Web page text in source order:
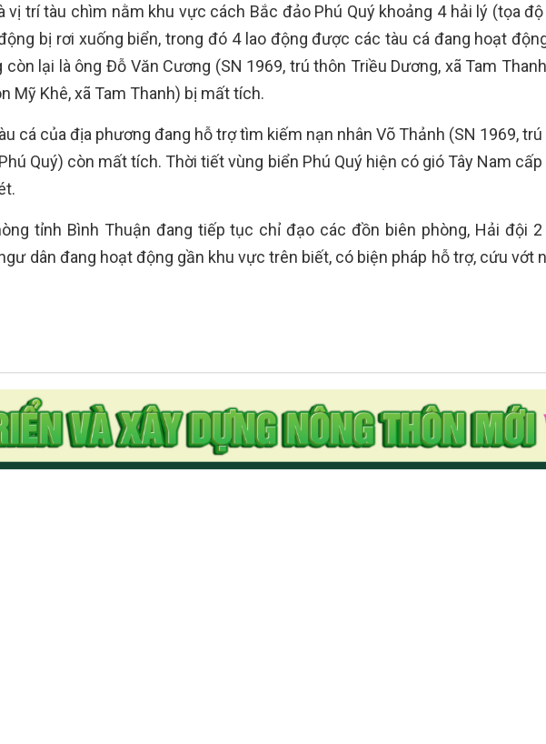
vị trí tàu chìm nằm khu vực cách Bắc đảo Phú Quý khoảng 4 hải lý (tọa độ
động bị rơi xuống biển, trong đó 4 lao động được các tàu cá đang hoạt
lại là ông Đỗ Văn Cương (SN 1969, trú thôn Triều Dương, xã Tam
Mỹ Khê, xã Tam Thanh) bị mất tích.
cá của địa phương đang hỗ trợ tìm kiếm nạn nhân Võ Thảnh (SN 1969,
Quý) còn mất tích. Thời tiết vùng biển Phú Quý hiện có gió Tây Nam cấp
tỉnh Bình Thuận đang tiếp tục chỉ đạo các đồn biên phòng, Hải đội
dân đang hoạt động gần khu vực trên biết, có biện pháp hỗ trợ, cứu vớt